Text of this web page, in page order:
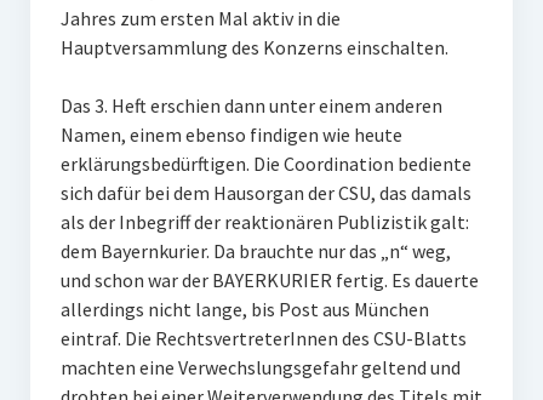
Jahres zum ersten Mal aktiv in die
Hauptversammlung des Konzerns einschalten.
Das 3. Heft erschien dann unter einem anderen
Namen, einem ebenso findigen wie heute
erklärungsbedürftigen. Die Coordination bediente
sich dafür bei dem Hausorgan der CSU, das damals
als der Inbegriff der reaktionären Publizistik galt:
dem Bayernkurier. Da brauchte nur das „n“ weg,
und schon war der BAYERKURIER fertig. Es dauerte
allerdings nicht lange, bis Post aus München
eintraf. Die RechtsvertreterInnen des CSU-Blatts
machten eine Verwechslungsgefahr geltend und